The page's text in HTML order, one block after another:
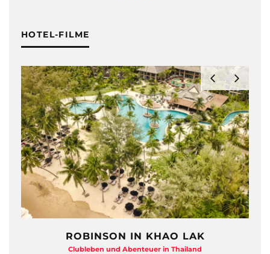
HOTEL-FILME
ROBINSON IN KHAO LAK
Clubleben und Abenteuer in Thailand